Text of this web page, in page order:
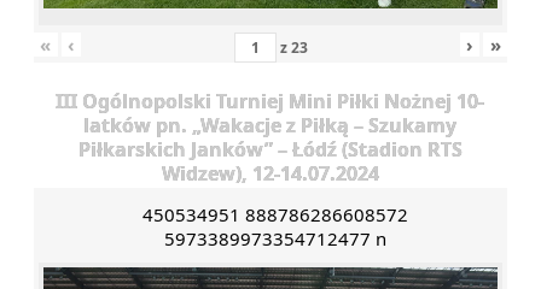
« ‹ z23 › »
III Ogólnopolski Turniej Mini Piłki Nożnej 10-
latków pn. „Wakacje z Piłką – Szukamy
Piłkarskich Janków” – Łódź (Stadion RTS
Widzew), 12-14.07.2024
450534951 888786286608572
5973389973354712477 n